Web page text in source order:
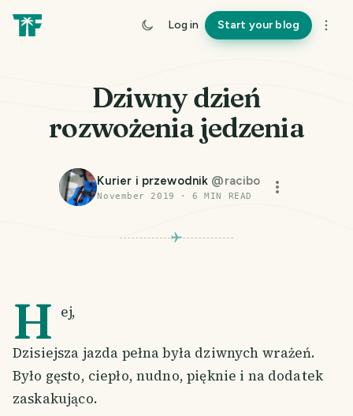
Log in Start your blog
Dziwny dzień
rozwożenia jedzenia
Kurier i przewodnik @racibo
November 2019 ·6 MIN READ
H ej,
Dzisiejsza jazda pełna była dziwnych wrażeń.
Było gęsto, ciepło, nudno, pięknie i na dodatek
zaskakująco.